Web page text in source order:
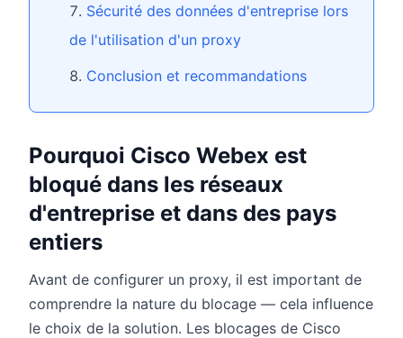
Sécurité des données d'entreprise lors
de l'utilisation d'un proxy
Conclusion et recommandations
Pourquoi Cisco Webex est
bloqué dans les réseaux
d'entreprise et dans des pays
entiers
Avant de configurer un proxy, il est important de
comprendre la nature du blocage — cela influence
le choix de la solution. Les blocages de Cisco